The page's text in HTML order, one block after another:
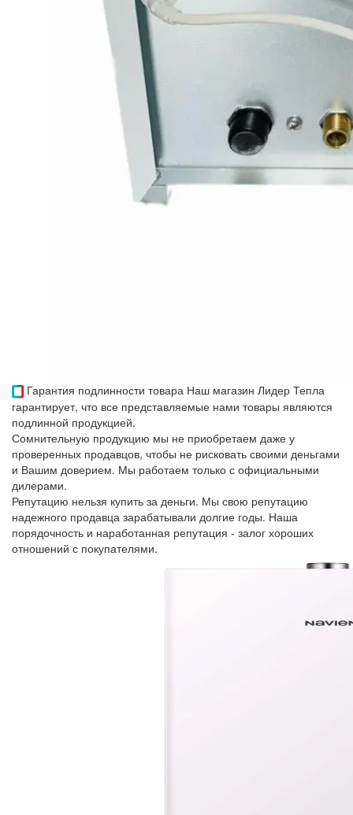
Гарантия подлинности товара Наш магазин Лидер Тепла
гарантирует, что все представляемые нами товары являются
подлинной продукцией.
Сомнительную продукцию мы не приобретаем даже у
проверенных продавцов, чтобы не рисковать своими деньгами
и Вашим доверием. Мы работаем только с официальными
дилерами.
Репутацию нельзя купить за деньги. Мы свою репутацию
надежного продавца зарабатывали долгие годы. Наша
порядочность и наработанная репутация - залог хороших
отношений с покупателями.